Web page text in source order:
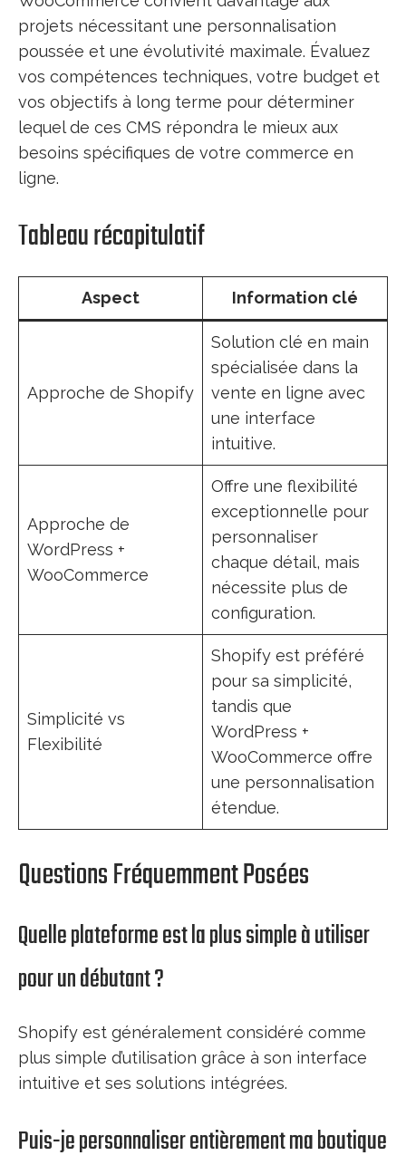
projets nécessitant une personnalisation
poussée et une évolutivité maximale. Évaluez
vos compétences techniques, votre budget et
vos objectifs à long terme pour déterminer
lequel de ces CMS répondra le mieux aux
besoins spécifiques de votre commerce en
ligne.
Tableau récapitulatif
Aspect Information clé
Approche de Shopify
Solution clé en main
spécialisée dans la
vente en ligne avec
une interface
intuitive.
Approche de
WordPress +
WooCommerce
Offre une flexibilité
exceptionnelle pour
personnaliser
chaque détail, mais
nécessite plus de
configuration.
Simplicité vs
Flexibilité
Shopify est préféré
pour sa simplicité,
tandis que
WordPress +
WooCommerce offre
une personnalisation
étendue.
Questions Fréquemment Posées
Quelle plateforme est la plus simple à utiliser
pour un débutant ?
Shopify est généralement considéré comme
plus simple d’utilisation grâce à son interface
intuitive et ses solutions intégrées.
Puis-je personnaliser entièrement ma boutique